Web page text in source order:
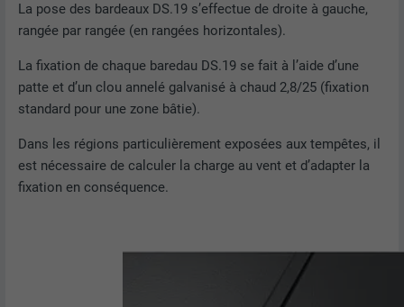
La pose des bardeaux DS.19 s’effectue de droite à gauche,
rangée par rangée (en rangées horizontales).
La fixation de chaque baredau DS.19 se fait à l’aide d’une
patte et d’un clou annelé galvanisé à chaud 2,8/25 (fixation
standard pour une zone bâtie).
Dans les régions particulièrement exposées aux tempêtes, il
est nécessaire de calculer la charge au vent et d’adapter la
fixation en conséquence.